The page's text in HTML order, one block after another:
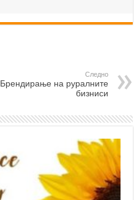
Следно
Брендирање на руралните
бизниси